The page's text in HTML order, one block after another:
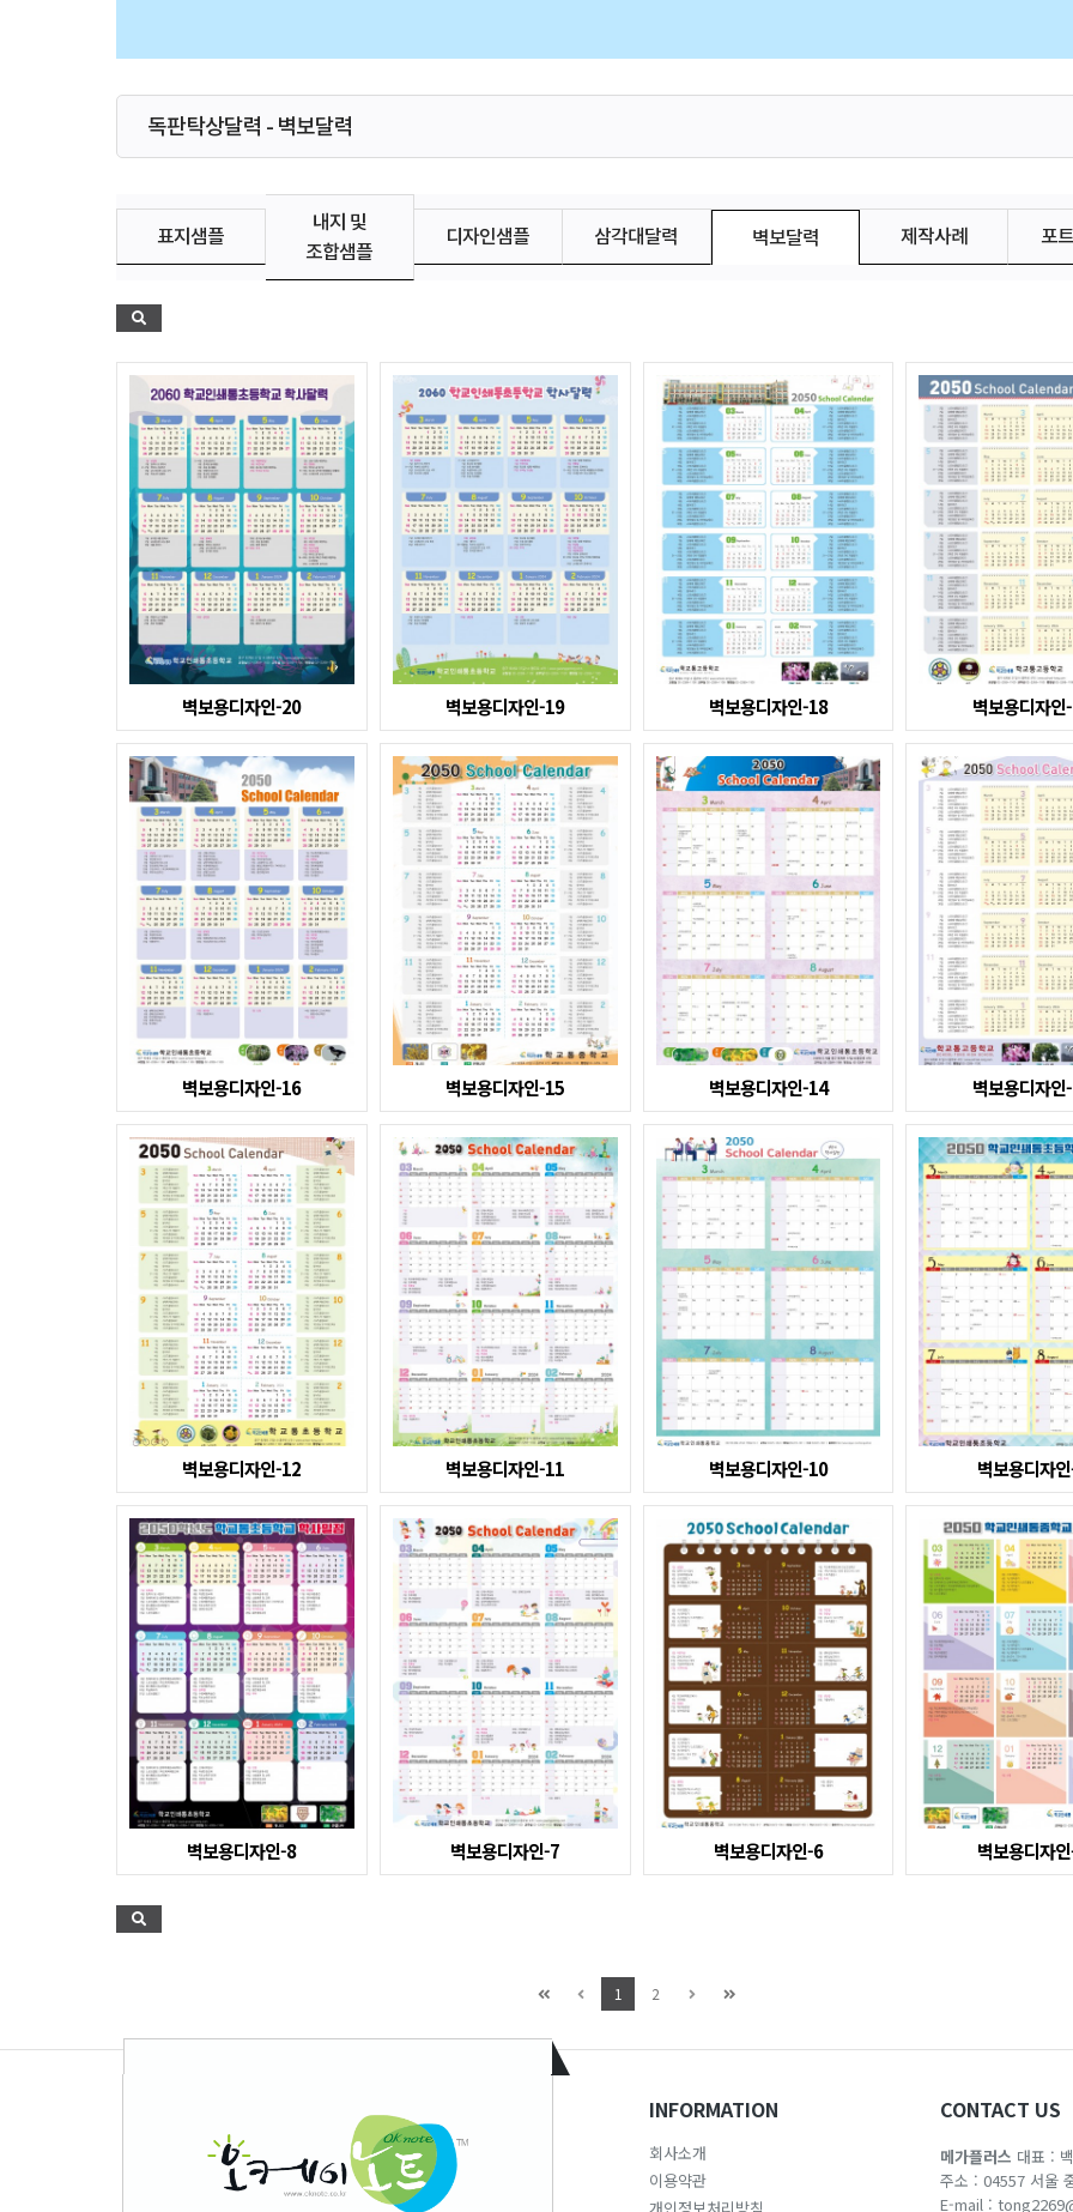
독판탁상달력 - 벽보달력
표지샘플
내지 및
조합샘플
디자인샘플 삼각대달력 벽보달력 제작사례 포
벽보용디자인-20 벽보용디자인-19 벽보용디자인-18 벽보용디자인
벽보용디자인-16 벽보용디자인-15 벽보용디자인-14 벽보용디자인
벽보용디자인-12 벽보용디자인-11 벽보용디자인-10 벽보용디자
벽보용디자인-8 벽보용디자인-7 벽보용디자인-6 벽보용디자
1 2
INFORMATION
회사소개
이용약관
개인정보처리방침
CONTACT US
메가플러스 대표 :
주소 : 04557 서울
E-mail :